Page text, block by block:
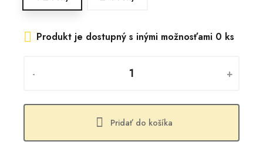
Produkt je dostupný s inými možnosťami 0 ks
- +
Pridať do košíka